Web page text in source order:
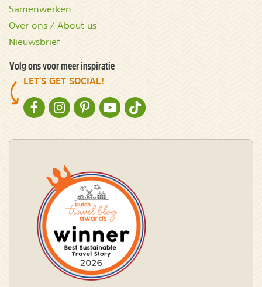
Samenwerken
Over ons / About us
Nieuwsbrief
Volg ons voor meer inspiratie
LET'S GET SOCIAL!
NATURESCANNER OP FACEBOOK
NATURESCANNER OP INSTAGRAM
NATURESCANNER OP PINTEREST
NATURESCANNER OP YOUTUBE
NATURESCANNER OP TIKTOK